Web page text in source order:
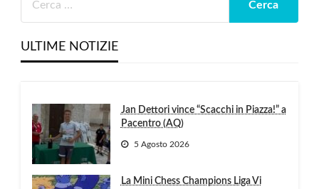
ULTIME NOTIZIE
Jan Dettori vince “Scacchi in Piazza!” a
Pacentro (AQ)
5 Agosto 2026
La Mini Chess Champions Liga Vi